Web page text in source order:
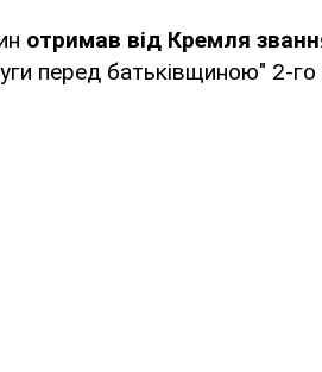
отримав від Кремля
перед батьківщиною" 2-го